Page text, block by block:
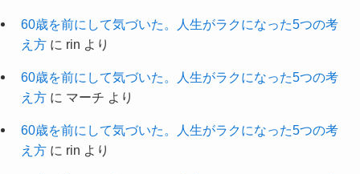
60歳を前にして気づいた。人生がラクになった5つの考
え方に rin より
60歳を前にして気づいた。人生がラクになった5つの考
え方に マーチ より
60歳を前にして気づいた。人生がラクになった5つの考
え方に rin より